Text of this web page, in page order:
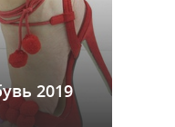
2019